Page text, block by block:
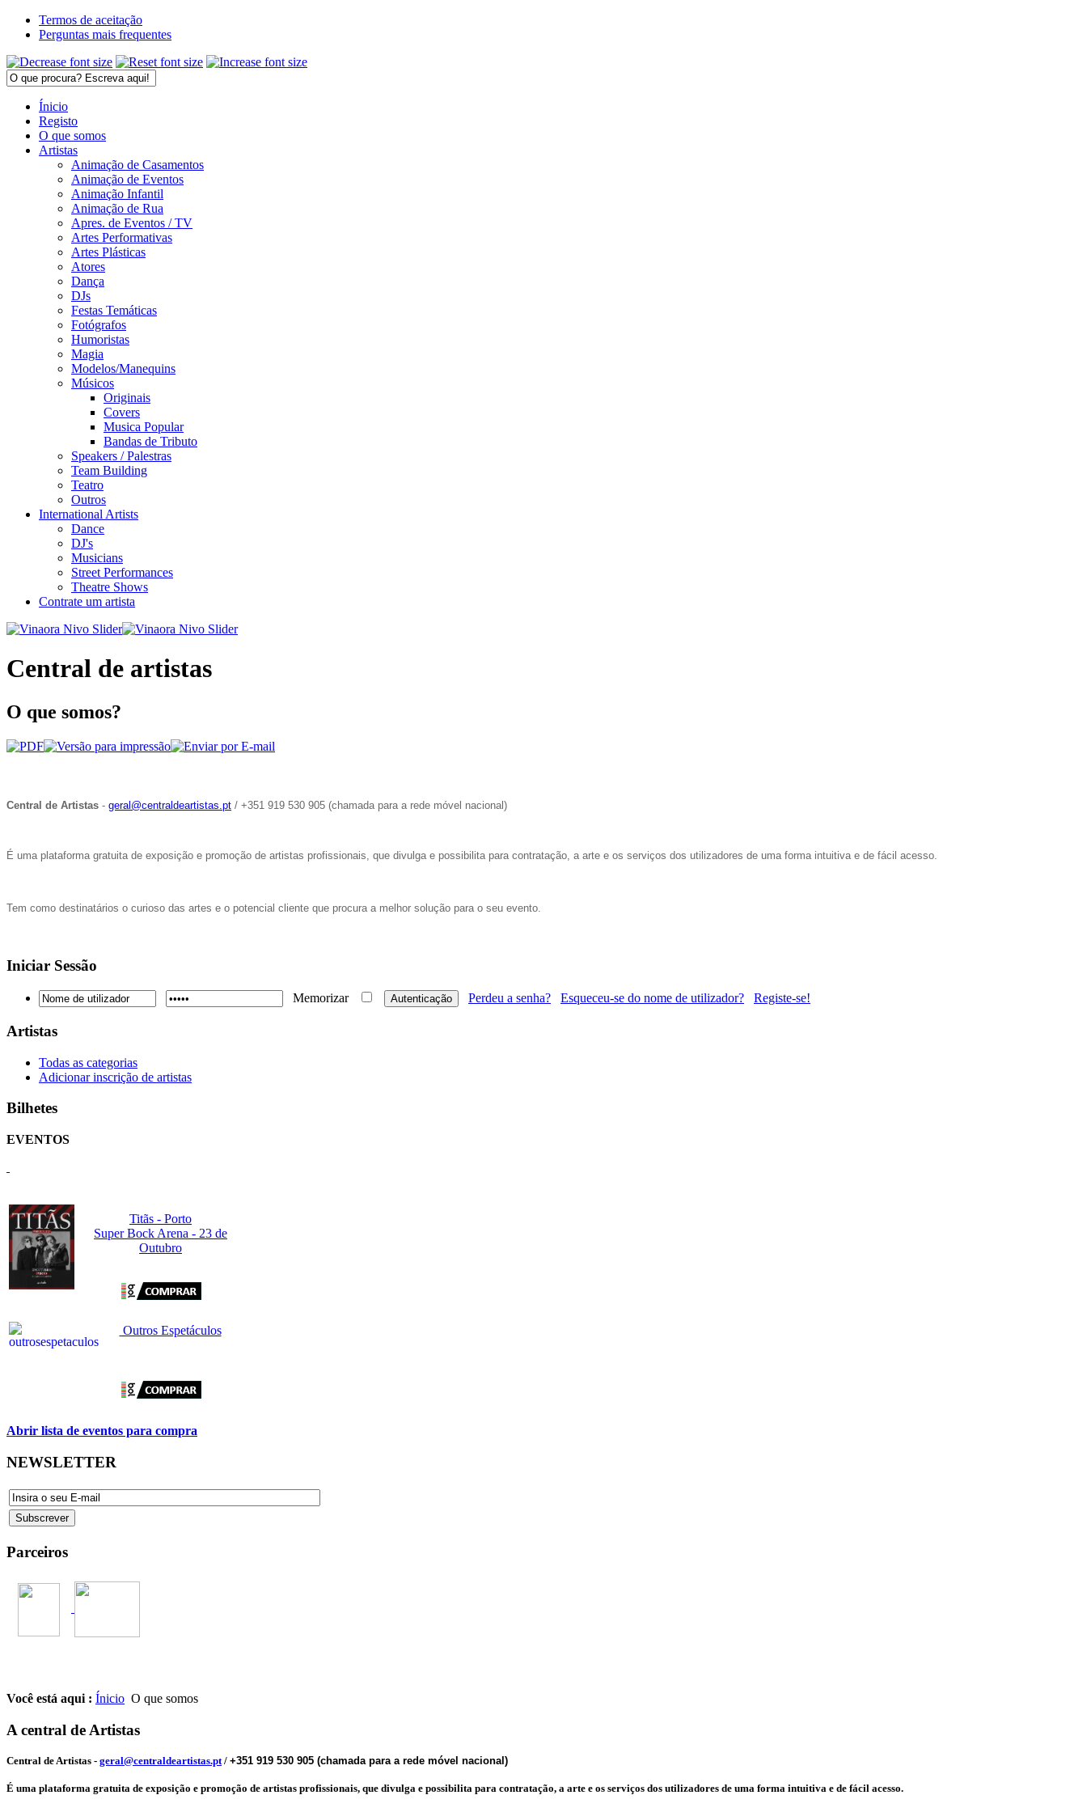
Termos de aceitação
Perguntas mais frequentes
Ínicio
Registo
O que somos
Artistas
Animação de Casamentos
Animação de Eventos
Animação Infantil
Animação de Rua
Apres. de Eventos / TV
Artes Performativas
Artes Plásticas
Atores
Dança
DJs
Festas Temáticas
Fotógrafos
Humoristas
Magia
Modelos/Manequins
Músicos
Originais
Covers
Musica Popular
Bandas de Tributo
Speakers / Palestras
Team Building
Teatro
Outros
International Artists
Dance
DJ's
Musicians
Street Performances
Theatre Shows
Contrate um artista
Central de artistas
O que somos?
Central de Artistas - geral@centraldeartistas.pt / +351 919 530 905 (chamada para a rede móvel nacional)
É uma plataforma gratuita de exposição e promoção de artistas profissionais, que divulga e possibilita para contratação, a arte e os serviços dos utilizadores de uma forma intuitiva e de fácil acesso.
Tem como destinatários o curioso das artes e o potencial cliente que procura a melhor solução para o seu evento.
Iniciar Sessão
Memorizar Perdeu a senha? Esqueceu-se do nome de utilizador? Registe-se!
Artistas
Todas as categorias
Adicionar inscrição de artistas
Bilhetes
EVENTOS
Titãs - Porto
Super Bock Arena - 23 de
Outubro
Outros Espetáculos
Abrir lista de eventos para compra
NEWSLETTER
Parceiros
Você está aqui : Ínicio O que somos
A central de Artistas
Central de Artistas - geral@centraldeartistas.pt/ +351 919 530 905 (chamada para a rede móvel nacional)
É uma plataforma gratuita de exposição e promoção de artistas profissionais, que divulga e possibilita para contratação, a arte e os serviços dos utilizadores de uma forma intuitiva e de fácil acesso.